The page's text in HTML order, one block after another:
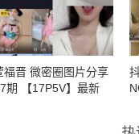
福晋 微密圈图片分享
期 【17P5V】最新